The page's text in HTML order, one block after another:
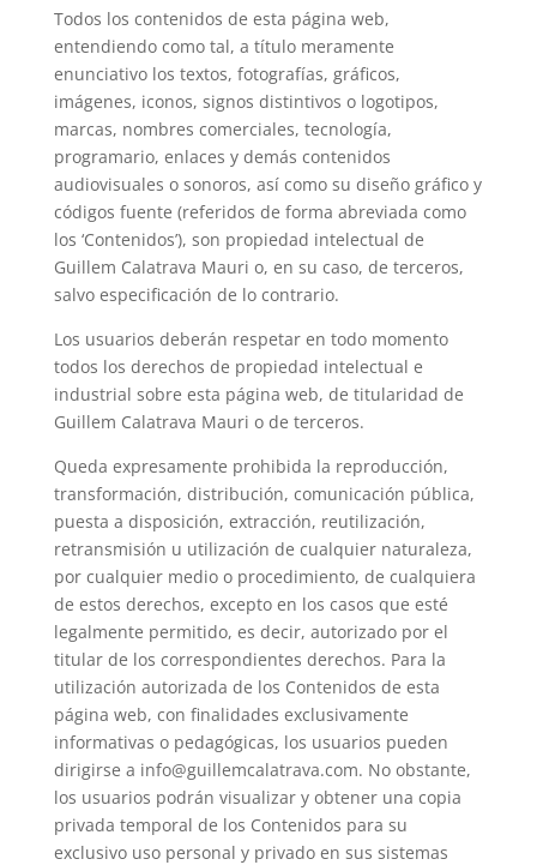
Todos los contenidos de esta página web,
entendiendo como tal, a título meramente
enunciativo los textos, fotografías, gráficos,
imágenes, iconos, signos distintivos o logotipos,
marcas, nombres comerciales, tecnología,
programario, enlaces y demás contenidos
audiovisuales o sonoros, así como su diseño gráfico y
códigos fuente (referidos de forma abreviada como
los ‘Contenidos’), son propiedad intelectual de
Guillem Calatrava Mauri o, en su caso, de terceros,
salvo especificación de lo contrario.
Los usuarios deberán respetar en todo momento
todos los derechos de propiedad intelectual e
industrial sobre esta página web, de titularidad de
Guillem Calatrava Mauri o de terceros.
Queda expresamente prohibida la reproducción,
transformación, distribución, comunicación pública,
puesta a disposición, extracción, reutilización,
retransmisión u utilización de cualquier naturaleza,
por cualquier medio o procedimiento, de cualquiera
de estos derechos, excepto en los casos que esté
legalmente permitido, es decir, autorizado por el
titular de los correspondientes derechos. Para la
utilización autorizada de los Contenidos de esta
página web, con finalidades exclusivamente
informativas o pedagógicas, los usuarios pueden
dirigirse a info@guillemcalatrava.com. No obstante,
los usuarios podrán visualizar y obtener una copia
privada temporal de los Contenidos para su
exclusivo uso personal y privado en sus sistemas